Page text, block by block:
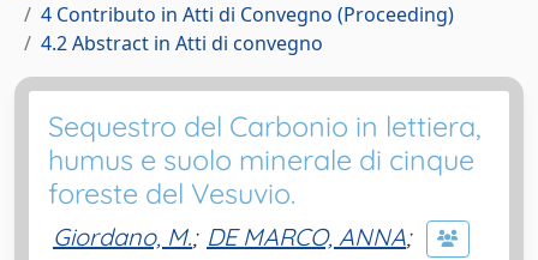
4 Contributo in Atti di Convegno (Proceeding)
4.2 Abstract in Atti di convegno
Sequestro del Carbonio in lettiera,
humus e suolo minerale di cinque
foreste del Vesuvio.
Giordano, M.; DE MARCO, ANNA;